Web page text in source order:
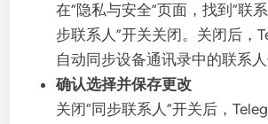
在“隐私与安全”页面，找到“联
步联系人”开关关闭。关闭后，
自动同步设备通讯录中的联系人
确认选择并保存更改
关闭“同步联系人”开关后，